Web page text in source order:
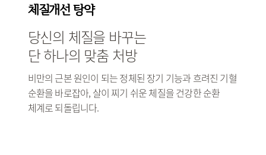
체질개선 탕약
당신의 체질을 바꾸는
단 하나의 맞춤 처방
비만의 근본 원인이 되는 정체된 장기 기능과 흐려진 기혈
순환을 바로잡아, 살이 찌기 쉬운 체질을 건강한 순환
체계로 되돌립니다.